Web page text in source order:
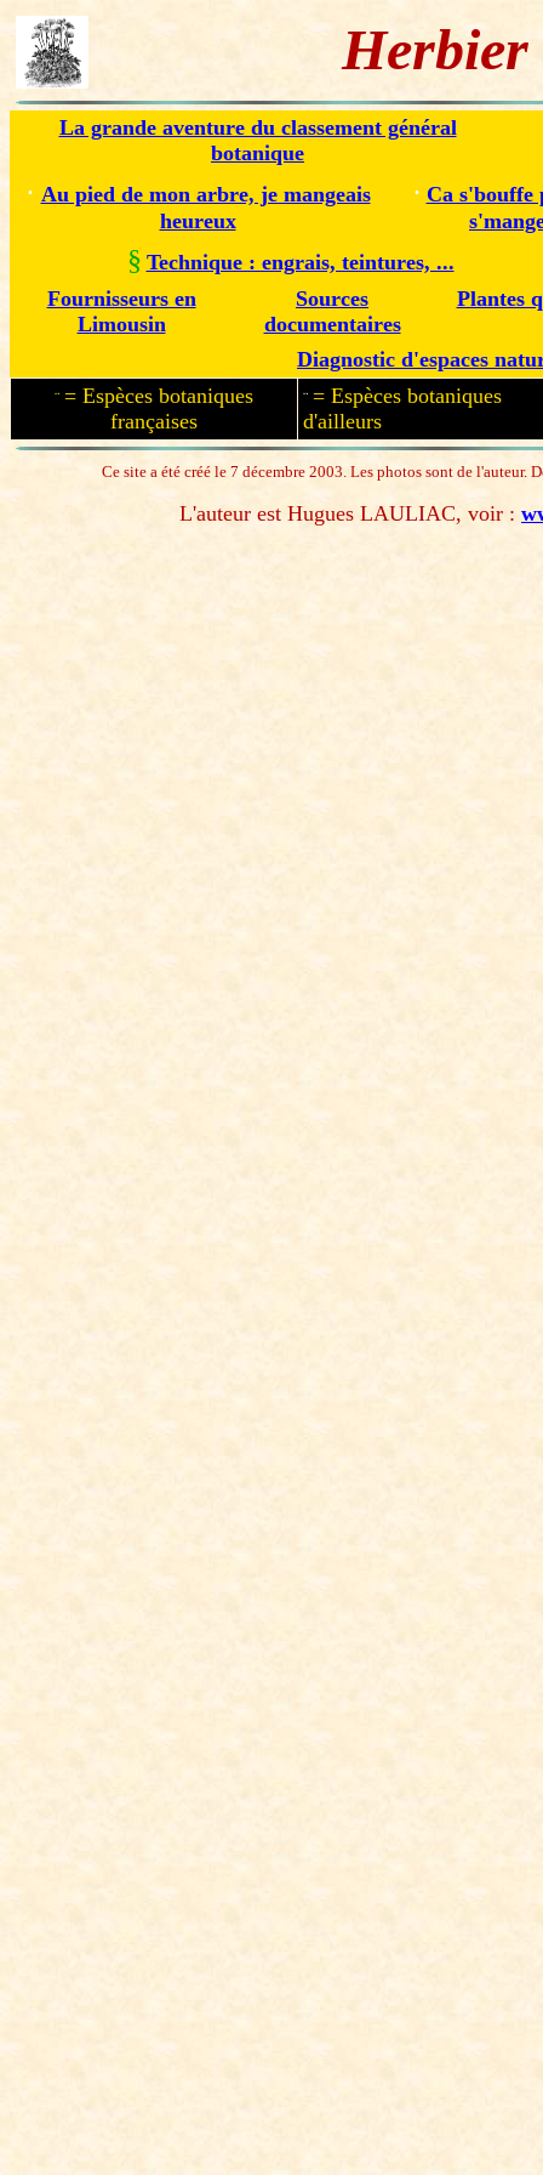
Herbier
La grande aventure du classement général
botanique
· Au pied de mon arbre, je mangeais
heureux
· Ca s'bouffe
§ Technique : engrais, teintures, ...
Fournisseurs en
Limousin
Sources
documentaires
Plantes
Diagnostic d'espaces
¨ = Espèces botaniques
françaises
¨ = Espèces botaniques
d'ailleurs
Ce site a été créé le 7 décembre 2003. Les photos sont de l'auteur.
L'auteur est Hugues LAULIAC, voir :